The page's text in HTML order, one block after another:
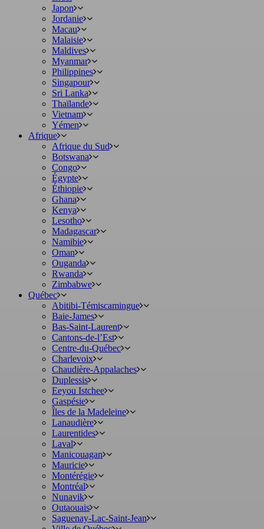
Japon
Jordanie
Macau
Malaisie
Maldives
Myanmar
Philippines
Singapour
Sri Lanka
Thaïlande
Vietnam
Yémen
Afrique
Afrique du Sud
Botswana
Congo
Égypte
Éthiopie
Ghana
Kenya
Lesotho
Madagascar
Namibie
Oman
Ouganda
Rwanda
Zimbabwe
Québec
Abitibi-Témiscamingue
Baie-James
Bas-Saint-Laurent
Cantons-de-l’Est
Centre-du-Québec
Charlevoix
Chaudière-Appalaches
Duplessis
Eeyou Istchee
Gaspésie
Îles de la Madeleine
Lanaudière
Laurentides
Laval
Manicouagan
Mauricie
Montérégie
Montréal
Nunavik
Outaouais
Saguenay-Lac-Saint-Jean